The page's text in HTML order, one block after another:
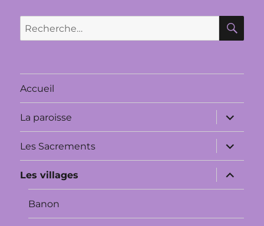
Recherche
pour :
Accueil
La paroisse
ouvrir
le
sous-
menu
Les Sacrements
ouvrir
le
sous-
menu
Les villages
ouvrir
le
sous-
Banon